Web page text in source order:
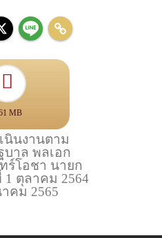
MB
นินงานตาม
บาล พลเอก
ร์โอชา นายก
ตุลาคม 2564
คม 2565